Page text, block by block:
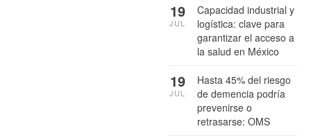
Capacidad industrial y
logística: clave para
garantizar el acceso a
la salud en México
19
JUL
Hasta 45% del riesgo
de demencia podría
prevenirse o
retrasarse: OMS
19
JUL